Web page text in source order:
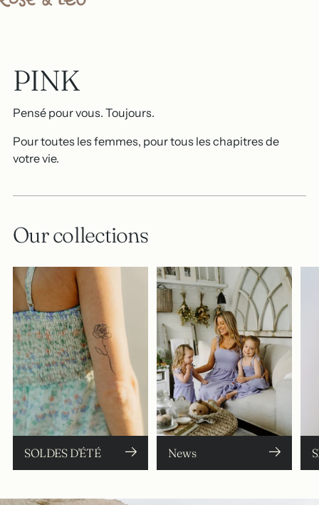
PINK
Pensé pour vous. Toujours.
Pour toutes les femmes, pour tous les chapitres de
votre vie.
Our collections
SOLDES D'ÉTÉ News